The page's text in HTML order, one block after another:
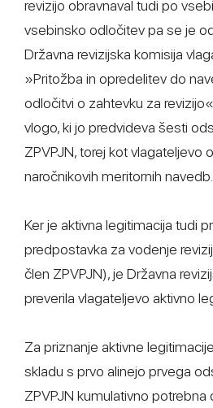
revizijo obravnaval tudi po
vsebinsko odločitev pa se je
Državna revizijska komisija
»Pritožba in opredelitev do
odločitvi o zahtevku za
vlogo, ki jo predvideva šesti
ZPVPJN, torej kot vlagateljevo
naročnikovih meritornih navedb.
Ker je aktivna legitimacija tudi
predpostavka za vodenje
člen ZPVPJN), je Državna
preverila vlagateljevo aktivno
Za priznanje aktivne
skladu s prvo alinejo prvega
ZPVPJN kumulativno potrebna